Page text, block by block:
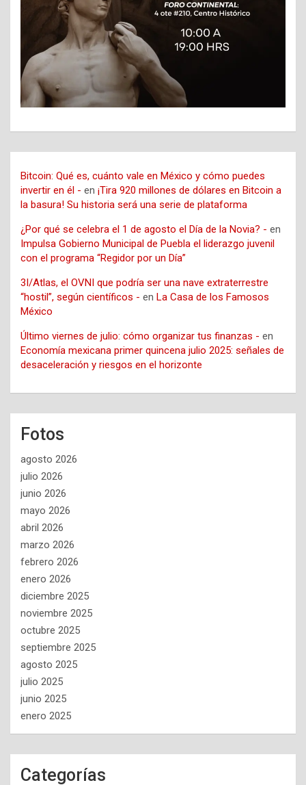
Bitcoin: Qué es, cuánto vale en México y cómo puedes
invertir en él - en ¡Tira 920 millones de dólares en Bitcoin a
la basura! Su historia será una serie de plataforma
¿Por qué se celebra el 1 de agosto el Día de la Novia? - en
Impulsa Gobierno Municipal de Puebla el liderazgo juvenil
con el programa “Regidor por un Día”
3I/Atlas, el OVNI que podría ser una nave extraterrestre
“hostil”, según científicos - en La Casa de los Famosos
México
Último viernes de julio: cómo organizar tus finanzas - en
Economía mexicana primer quincena julio 2025: señales de
desaceleración y riesgos en el horizonte
Fotos
agosto 2026
julio 2026
junio 2026
mayo 2026
abril 2026
marzo 2026
febrero 2026
enero 2026
diciembre 2025
noviembre 2025
octubre 2025
septiembre 2025
agosto 2025
julio 2025
junio 2025
enero 2025
Categorías